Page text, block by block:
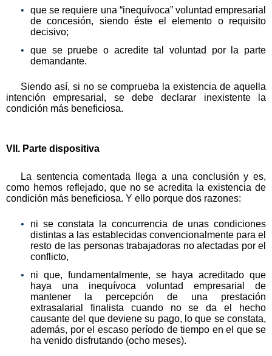
que se requiere una “inequívoca” voluntad empresarial
de concesión, siendo éste el elemento o requisito
decisivo;
que se pruebe o acredite tal voluntad por la parte
demandante.
Siendo así, si no se comprueba la existencia de aquella
intención empresarial, se debe declarar inexistente la
condición más beneficiosa.
VII. Parte dispositiva
La sentencia comentada llega a una conclusión y es,
como hemos reflejado, que no se acredita la existencia de
condición más beneficiosa. Y ello porque dos razones:
ni se constata la concurrencia de unas condiciones
distintas a las establecidas convencionalmente para el
resto de las personas trabajadoras no afectadas por el
conflicto,
ni que, fundamentalmente, se haya acreditado que
haya una inequívoca voluntad empresarial de
mantener la percepción de una prestación
extrasalarial finalista cuando no se da el hecho
causante del que deviene su pago, lo que se constata,
además, por el escaso período de tiempo en el que se
ha venido disfrutando (ocho meses).